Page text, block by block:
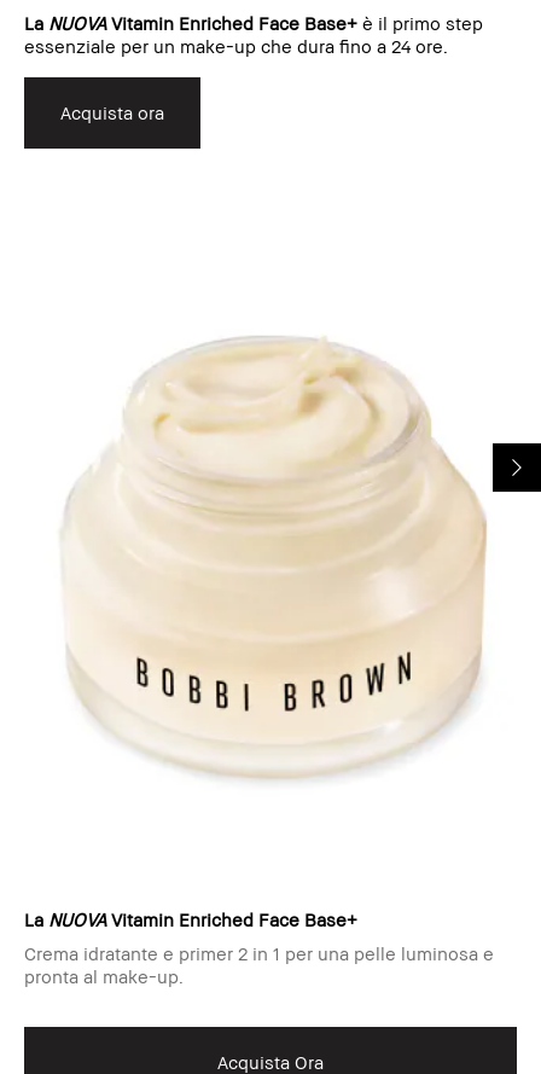
La NUOVAVitamin Enriched Face Base+ è il primo step
essenziale per un make-up che dura fino a 24 ore.
Acquista ora
La NUOVAVitamin Enriched Face Base+
Crema idratante e primer 2 in 1 per una pelle luminosa e
pronta al make-up.
Acquista Ora